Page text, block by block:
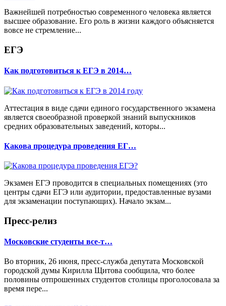
Важнейшей потребностью современного человека является
высшее образование. Его роль в жизни каждого объясняется
вовсе не стремление...
ЕГЭ
Как подготовиться к ЕГЭ в 2014…
Аттестация в виде сдачи единого государственного экзамена
является своеобразной проверкой знаний выпускников
средних образовательных заведений, которы...
Какова процедура проведения ЕГ…
Экзамен ЕГЭ проводится в специальных помещениях (это
центры сдачи ЕГЭ или аудитории, предоставленные вузами
для экзаменации поступающих). Начало экзам...
Пресс-релиз
Московские студенты все-т…
Во вторник, 26 июня, пресс-служба депутата Московской
городской думы Кирилла Щитова сообщила, что более
половины отпрошенных студентов столицы проголосовала за
время пере...